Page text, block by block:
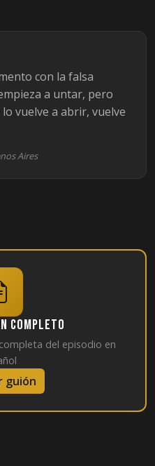
con la falsa
a untar, pero
vuelve a abrir, vuelve
Aires
completo
del episodio en
guión